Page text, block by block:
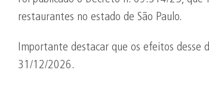
restaurantes no estado de São Paulo.
Importante destacar que os efeitos
31/12/2026.